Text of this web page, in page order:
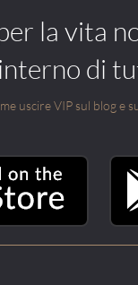
la vita
di
uscire VIP sul blog e